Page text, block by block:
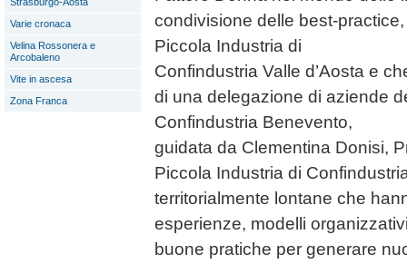
Varie cronaca
Velina Rossonera e
Arcobaleno
Vite in ascesa
Zona Franca
condivisione delle best-
Piccola Industria di
Confindustria Valle d’Aosta e
di una delegazione di aziende
Confindustria Benevento,
guidata da Clementina Donisi,
Piccola Industria di
territorialmente lontane che
esperienze, modelli
buone pratiche per generare